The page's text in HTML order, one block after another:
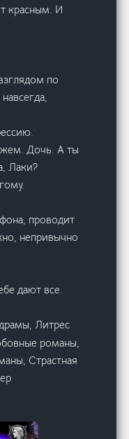
красным. И
по
Дочь. А ты
Лаки?
проводит
непривычно
дают все.
Литрес
романы,
Страстная